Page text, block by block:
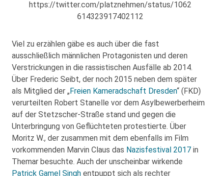
https://twitter.com/platznehmen/status/1062
614323917402112
Viel zu erzählen gäbe es auch über die fast
ausschließlich männlichen Protagonisten und deren
Verstrickungen in die rassistischen Ausfälle ab 2014.
Über Frederic Seibt, der noch 2015 neben dem später
als Mitglied der „Freien Kameradschaft Dresden“ (FKD)
verurteilten Robert Stanelle vor dem Asylbewerberheim
auf der Stetzscher-Straße stand und gegen die
Unterbringung von Geflüchteten protestierte. Über
Moritz W., der zusammen mit dem ebenfalls im Film
vorkommenden Marvin Claus das Nazisfestival 2017 in
Themar besuchte. Auch der unscheinbar wirkende
Patrick Gamel Singh entpuppt sich als rechter